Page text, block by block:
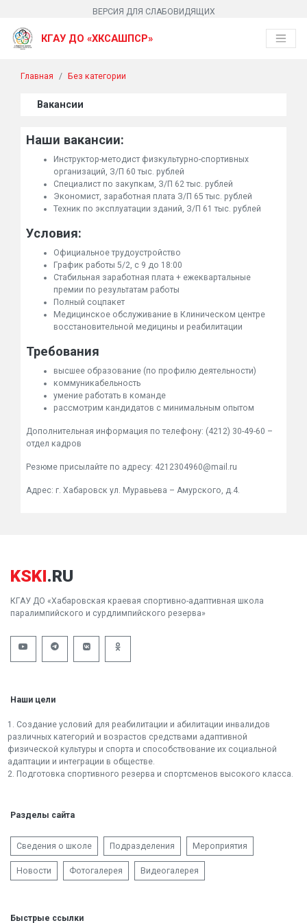
ВЕРСИЯ ДЛЯ СЛАБОВИДЯЩИХ
КГАУ ДО «ХКСАШПСР»
Главная Без категории
Вакансии
Наши вакансии:
Инструктор-методист физкультурно-спортивных
организаций, З/П 60 тыс. рублей
Специалист по закупкам, З/П 62 тыс. рублей
Экономист, заработная плата З/П 65 тыс. рублей
Техник по эксплуатации зданий, З/П 61 тыс. рублей
Условия:
Официальное трудоустройство
График работы 5/2, с 9 до 18:00
Стабильная заработная плата + ежеквартальные
премии по результатам работы
Полный соцпакет
Медицинское обслуживание в Клиническом центре
восстановительной медицины и реабилитации
Требования
высшее образование (по профилю деятельности)
коммуникабельность
умение работать в команде
рассмотрим кандидатов с минимальным опытом
Дополнительная информация по телефону: (4212) 30-49-60 –
отдел кадров
Резюме присылайте по адресу: 4212304960@mail.ru
Адрес: г. Хабаровск ул. Муравьева – Амурского, д.4.
KSKI.RU
КГАУ ДО «Хабаровская краевая спортивно-адаптивная школа
паралимпийского и сурдлимпийского резерва»
Наши цели
1. Создание условий для реабилитации и абилитации инвалидов
различных категорий и возрастов средствами адаптивной
физической культуры и спорта и способствование их социальной
адаптации и интеграции в обществе.
2. Подготовка спортивного резерва и спортсменов высокого класса.
Разделы сайта
Сведения о школе Подразделения Мероприятия
Новости Фотогалерея Видеогалерея
Быстрые ссылки